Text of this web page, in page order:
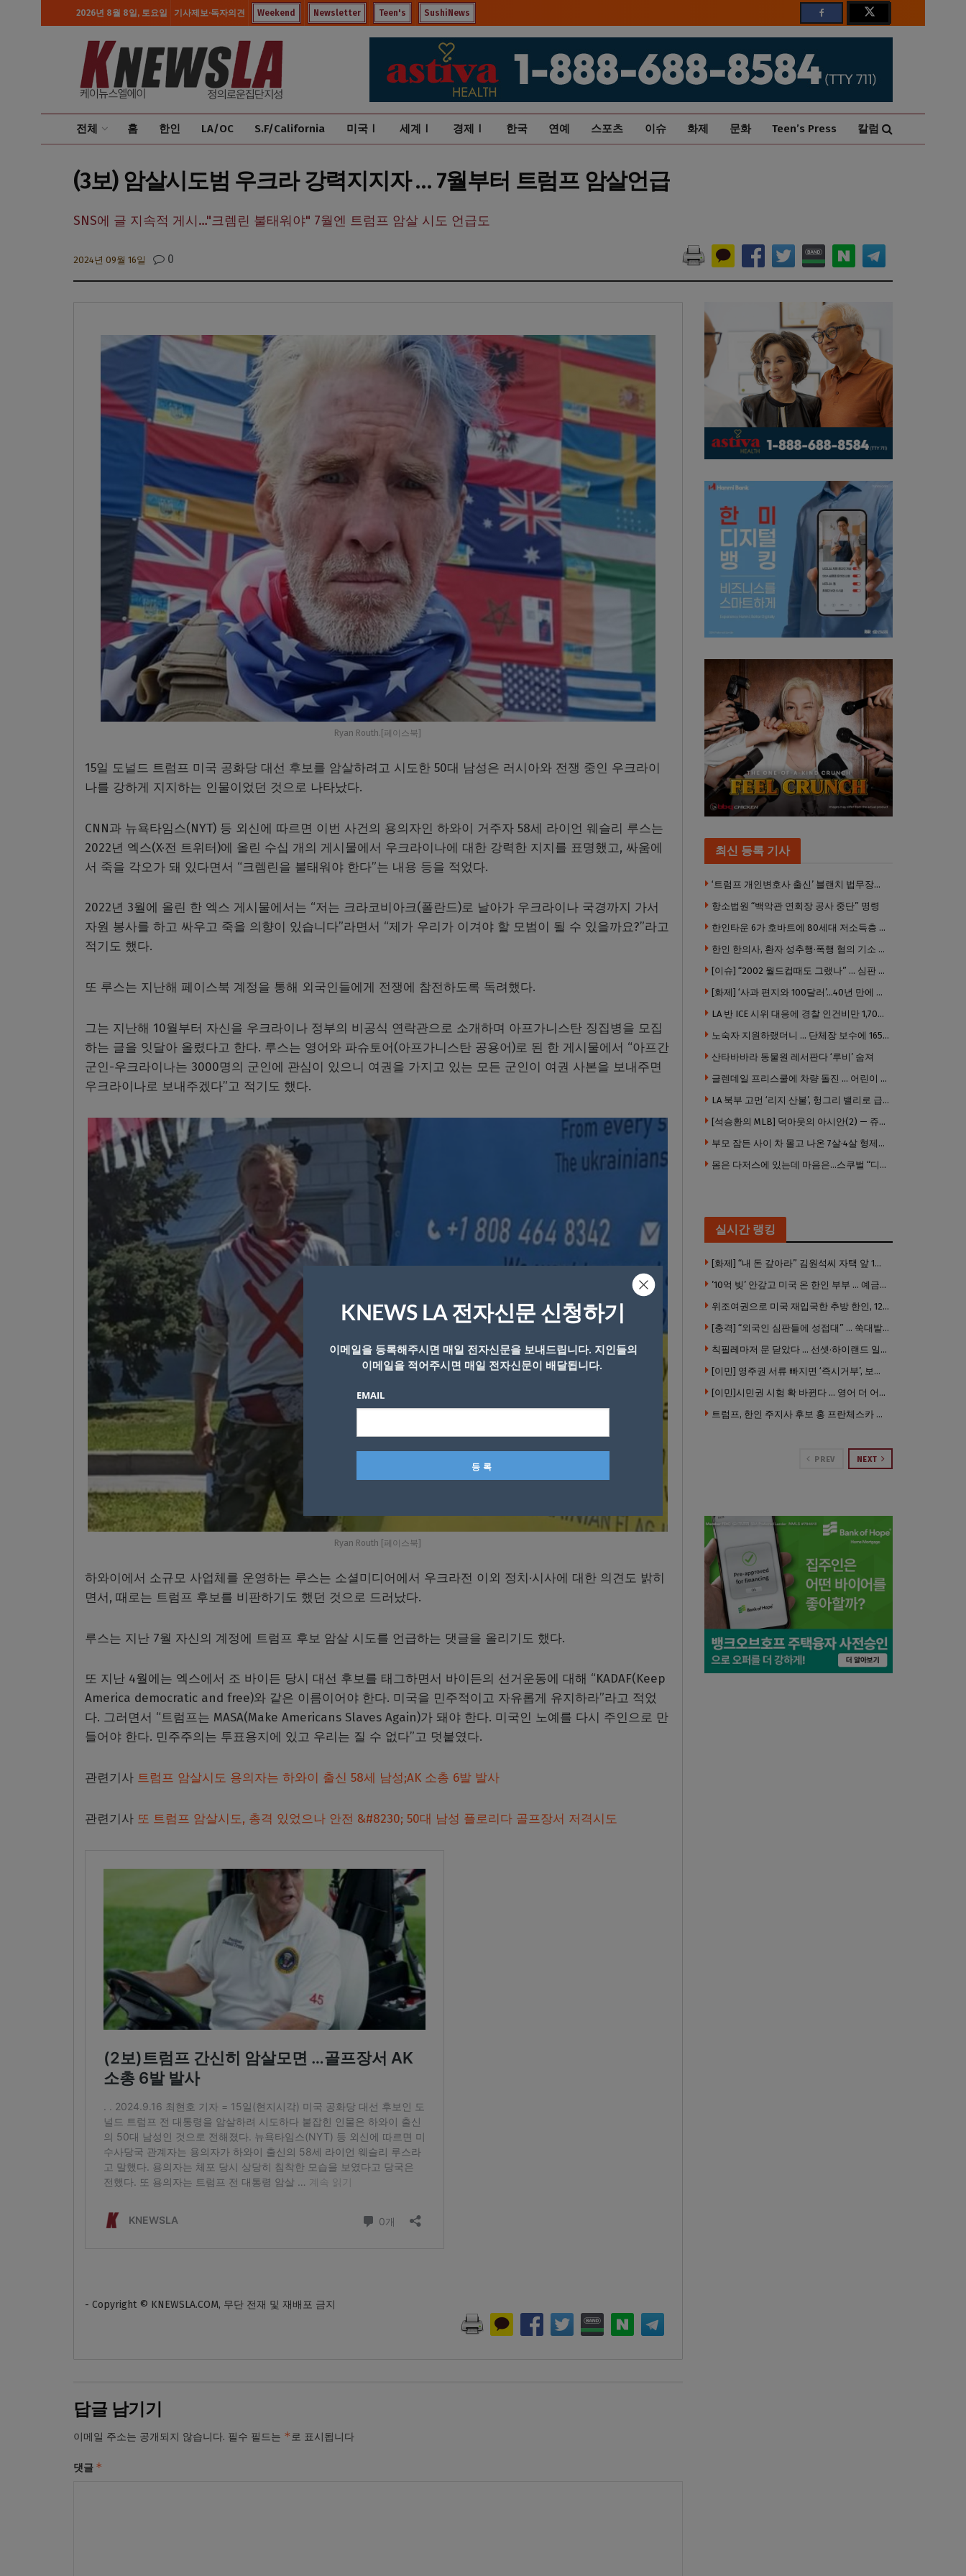
2026년 8월 8일, 토요일 기사제보·독자의견 Weekend Newsletter Teen's SushiNews
전체 홈 한인 LA/OC S.F/California 미국Ⅰ 세계Ⅰ 경제Ⅰ 한국 연예 스포츠 이슈 화제 문화 Teen’s Press 칼럼
(3보) 암살시도범 우크라 강력지지자 … 7월부터 트럼프 암살언급
SNS에 글 지속적 게시…"크렘린 불태워야" 7월엔 트럼프 암살 시도 언급도
2024년 09월 16일 0
Ryan Routh.[페이스북]
15일 도널드 트럼프 미국 공화당 대선 후보를 암살하려고 시도한 50대 남성은 러시아와 전쟁 중인 우크라이
나를 강하게 지지하는 인물이었던 것으로 나타났다.
CNN과 뉴욕타임스(NYT) 등 외신에 따르면 이번 사건의 용의자인 하와이 거주자 58세 라이언 웨슬리 루스는
2022년 엑스(X·전 트위터)에 올린 수십 개의 게시물에서 우크라이나에 대한 강력한 지지를 표명했고, 싸움에
서 죽을 각오가 돼 있다면서 “크렘린을 불태워야 한다”는 내용 등을 적었다.
2022년 3월에 올린 한 엑스 게시물에서는 “저는 크라코비아크(폴란드)로 날아가 우크라이나 국경까지 가서
자원 봉사를 하고 싸우고 죽을 의향이 있습니다”라면서 “제가 우리가 이겨야 할 모범이 될 수 있을까요?”라고
적기도 했다.
또 루스는 지난해 페이스북 계정을 통해 외국인들에게 전쟁에 참전하도록 독려했다.
그는 지난해 10월부터 자신을 우크라이나 정부의 비공식 연락관으로 소개하며 아프가니스탄 징집병을 모집
하는 글을 잇달아 올렸다고 한다. 루스는 영어와 파슈토어(아프가니스탄 공용어)로 된 한 게시물에서 “아프간
군인-우크라이나는 3000명의 군인에 관심이 있으니 여권을 가지고 있는 모든 군인이 여권 사본을 보내주면
우크라이나로 보내주겠다”고 적기도 했다.
Ryan Routh [페이스북]
하와이에서 소규모 사업체를 운영하는 루스는 소셜미디어에서 우크라전 이외 정치·시사에 대한 의견도 밝히
면서, 때로는 트럼프 후보를 비판하기도 했던 것으로 드러났다.
루스는 지난 7월 자신의 계정에 트럼프 후보 암살 시도를 언급하는 댓글을 올리기도 했다.
또 지난 4월에는 엑스에서 조 바이든 당시 대선 후보를 태그하면서 바이든의 선거운동에 대해 “KADAF(Keep
America democratic and free)와 같은 이름이어야 한다. 미국을 민주적이고 자유롭게 유지하라”라고 적었
다. 그러면서 “트럼프는 MASA(Make Americans Slaves Again)가 돼야 한다. 미국인 노예를 다시 주인으로 만
들어야 한다. 민주주의는 투표용지에 있고 우리는 질 수 없다”고 덧붙였다.
관련기사 트럼프 암살시도 용의자는 하와이 출신 58세 남성;AK 소총 6발 발사
관련기사 또 트럼프 암살시도, 총격 있었으나 안전 &#8230; 50대 남성 플로리다 골프장서 저격시도
- Copyright © KNEWSLA.COM, 무단 전재 및 재배포 금지
답글 남기기
이메일 주소는 공개되지 않습니다. 필수 필드는 *로 표시됩니다
댓글 *
최신 등록 기사
‘트럼프 개인변호사 출신’ 블랜치 법무장관 인준…상원 50대49 가결
항소법원 “백악관 연회장 공사 중단” 명령
한인타운 6가 호바트에 80세대 저소득층 아파트 준공
한인 한의사, 환자 성추행·폭행 혐의 기소 … 면허 긴급정지
[이슈] “2002 월드컵때도 그랬나” … 심판 성접대 의혹 해외로 일파만파, 4강 신화까지 불똥
[화제] ‘사과 편지와 100달러’…40년 만에 훔친 책 돌려준 절도범
LA 반 ICE 시위 대응에 경찰 인건비만 1,700만 달러 썼다.
노숙자 지원하랬더니 … 단체장 보수에 165만 달러 ‘펑펑’
산타바바라 동물원 레서판다 ‘루비’ 숨져
글렌데일 프리스쿨에 차량 돌진 … 어린이 8명 경상
LA 북부 고먼 ‘리지 산불’, 헝그리 밸리로 급확산 … 5번 Fwy 양방향 전면 폐쇄
[석승환의 MLB] 덕아웃의 아시안(2) — 쥬우크, 지금 괜찮아요?
부모 잠든 사이 차 몰고 나온 7살·4살 형제…보행자 덮쳐 중태
몸은 다저스에 있는데 마음은…스쿠벌 “디트로이트로 돌아가고파”
실시간 랭킹
[화제] “내 돈 갚아라” 김원석씨 자택 앞 1인 광대 시위 … 한인 투자사, “108만 달러 못받아”
’10억 빚’ 안갚고 미국 온 한인 부부 … 예금보험공사, 미국서 소송
위조여권으로 미국 재입국한 추방 한인, 120만 달러 은행 사기 행각
[충격] “외국인 심판들에 성접대” … 쑥대밭된 축협 어디까지 추락하나
칙필레마저 문 닫았다 … 선셋·하이랜드 일대 ‘황량한 거리’로
[이민] 영주권 서류 빠지면 ‘즉시거부’, 보완기회 없다 … 이민심사 8월부터 확 바뀐다
[이민]시민권 시험 확 바뀐다 … 영어 더 어렵게, 민간시험 도입 추진
트럼프, 한인 주지사 후보 홍 프란체스카 정조준 … “미치광이다”
PREV NEXT
KNEWS LA 전자신문 신청하기
이메일을 등록해주시면 매일 전자신문을 보내드립니다. 지인들의
이메일을 적어주시면 매일 전자신문이 배달됩니다.
EMAIL